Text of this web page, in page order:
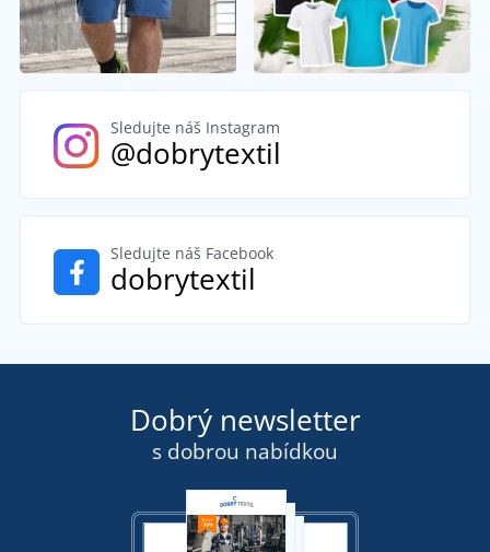
Sledujte náš Instagram
@dobrytextil
Sledujte náš Facebook
dobrytextil
Dobrý newsletter
s dobrou nabídkou